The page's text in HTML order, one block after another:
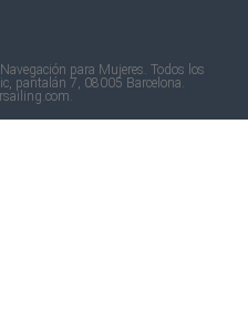
para Mujeres. Todos los
pantalán 7, 08005 Barcelona.